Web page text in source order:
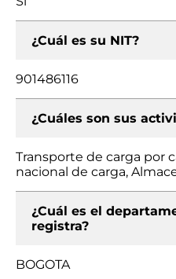
¿Cuál es su NIT?
901486116
¿Cuáles son sus
Transporte de carga por
nacional de carga,
¿Cuál es el
registra?
BOGOTA